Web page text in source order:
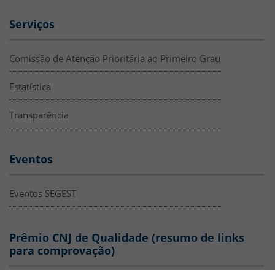
Serviços
Comissão de Atenção Prioritária ao Primeiro Grau
Estatística
Transparência
Eventos
Eventos SEGEST
Prêmio CNJ de Qualidade (resumo de links
para comprovação)